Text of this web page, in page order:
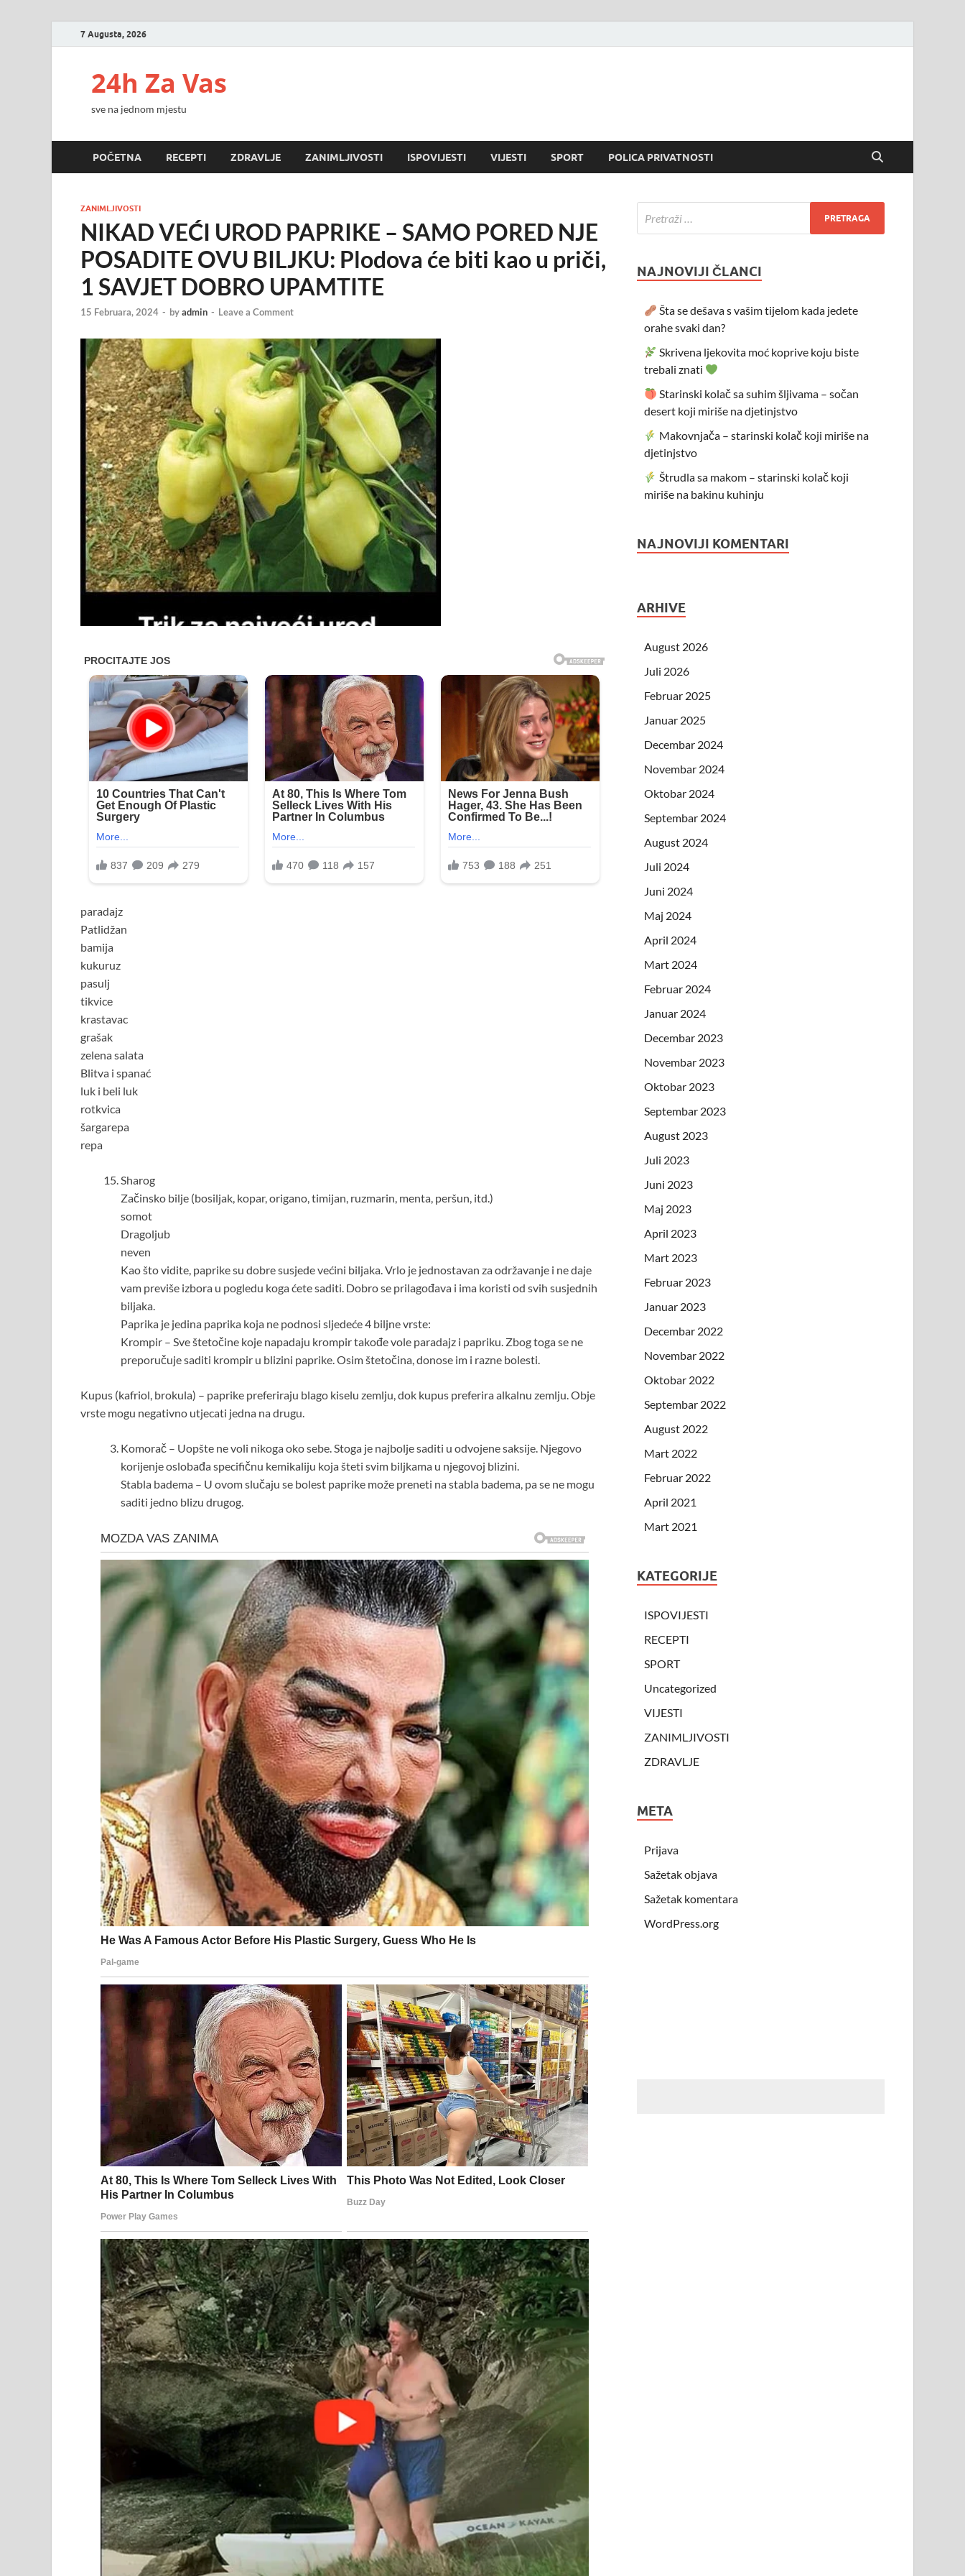
7 Augusta, 2026
24h Za Vas
sve na jednom mjestu
POČETNA RECEPTI ZDRAVLJE ZANIMLJIVOSTI ISPOVIJESTI VIJESTI SPORT POLICA PRIVATNOSTI
ZANIMLJIVOSTI
NIKAD VEĆI UROD PAPRIKE – SAMO PORED NJE
POSADITE OVU BILJKU: Plodova će biti kao u priči,
1 SAVJET DOBRO UPAMTITE
15 Februara, 2024 - byadmin - Leave a Comment
paradajz
Patlidžan
bamija
kukuruz
pasulj
tikvice
krastavac
grašak
zelena salata
Blitva i spanać
luk i beli luk
rotkvica
šargarepa
repa
Sharog
Začinsko bilje (bosiljak, kopar, origano, timijan, ruzmarin, menta, peršun, itd.)
somot
Dragoljub
neven
Kao što vidite, paprike su dobre susjede većini biljaka. Vrlo je jednostavan za održavanje i ne daje
vam previše izbora u pogledu koga ćete saditi. Dobro se prilagođava i ima koristi od svih susjednih
biljaka.
Paprika je jedina paprika koja ne podnosi sljedeće 4 biljne vrste:
Krompir – Sve štetočine koje napadaju krompir takođe vole paradajz i papriku. Zbog toga se ne
preporučuje saditi krompir u blizini paprike. Osim štetočina, donose im i razne bolesti.
Kupus (kafriol, brokula) – paprike preferiraju blago kiselu zemlju, dok kupus preferira alkalnu zemlju. Obje
vrste mogu negativno utjecati jedna na drugu.
Komorač – Uopšte ne voli nikoga oko sebe. Stoga je najbolje saditi u odvojene saksije. Njegovo
korijenje oslobađa specifičnu kemikaliju koja šteti svim biljkama u njegovoj blizini.
Stabla badema – U ovom slučaju se bolest paprike može preneti na stabla badema, pa se ne mogu
saditi jedno blizu drugog.
NAJNOVIJI ČLANCI
Šta se dešava s vašim tijelom kada jedete
orahe svaki dan?
Skrivena ljekovita moć koprive koju biste
trebali znati
Starinski kolač sa suhim šljivama – sočan
desert koji miriše na djetinjstvo
Makovnjača – starinski kolač koji miriše na
djetinjstvo
Štrudla sa makom – starinski kolač koji
miriše na bakinu kuhinju
NAJNOVIJI KOMENTARI
ARHIVE
August 2026
Juli 2026
Februar 2025
Januar 2025
Decembar 2024
Novembar 2024
Oktobar 2024
Septembar 2024
August 2024
Juli 2024
Juni 2024
Maj 2024
April 2024
Mart 2024
Februar 2024
Januar 2024
Decembar 2023
Novembar 2023
Oktobar 2023
Septembar 2023
August 2023
Juli 2023
Juni 2023
Maj 2023
April 2023
Mart 2023
Februar 2023
Januar 2023
Decembar 2022
Novembar 2022
Oktobar 2022
Septembar 2022
August 2022
Mart 2022
Februar 2022
April 2021
Mart 2021
KATEGORIJE
ISPOVIJESTI
RECEPTI
SPORT
Uncategorized
VIJESTI
ZANIMLJIVOSTI
ZDRAVLJE
META
Prijava
Sažetak objava
Sažetak komentara
WordPress.org